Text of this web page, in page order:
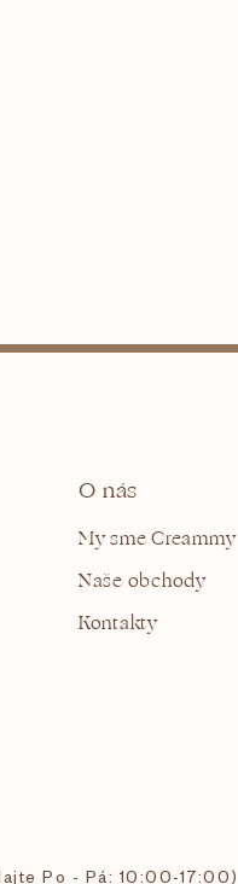
v
O nás
My sme Creammy
Naše obchody
Kontakty
Po - Pá: 10:00-17:00)